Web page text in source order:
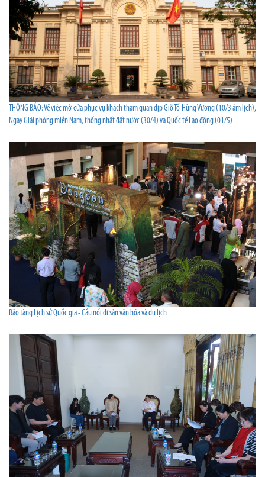
THÔNG BÁO: Về việc mở cửa phục vụ khách tham quan dịp Giỗ Tổ Hùng Vương (10/3 âm lịch),
Ngày Giải phóng miền Nam, thống nhất đất nước (30/4) và Quốc tế Lao động (01/5)
Bảo tàng Lịch sử Quốc gia - Cầu nối di sản văn hóa và du lịch